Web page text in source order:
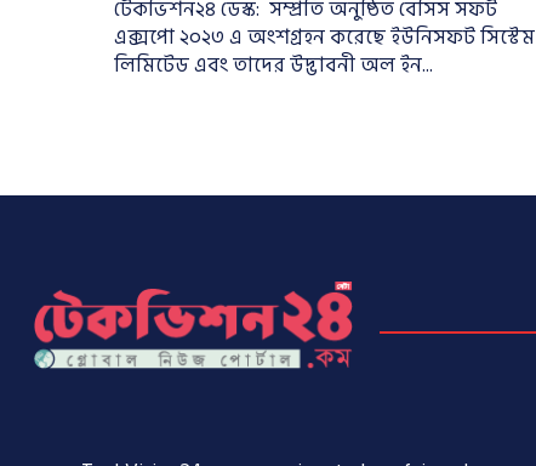
টেকভিশন২৪ ডেস্ক: সম্প্রতি অনুষ্ঠিত বেসিস সফট
এক্সপো ২০২৩ এ অংশগ্রহন করেছে ইউনিসফট সিস্টেম
লিমিটেড এবং তাদের উদ্ভাবনী অল ইন...